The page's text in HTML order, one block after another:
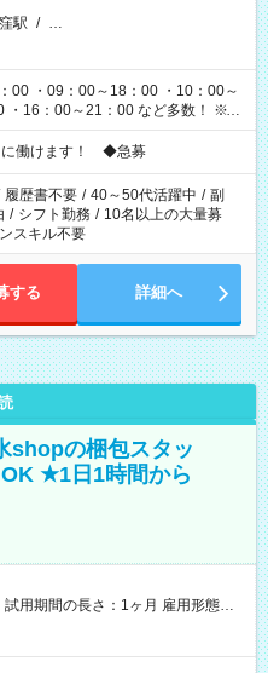
駅 / …
00 ・09：00～18：00 ・10：00～
～21：00 など多数！ ※お
ます
に働けます！ ◆急募
履歴書不要 / 40～50代活躍中 / 副
/ シフト勤務 / 10名以上の大量募
スキル不要
する 詳細へ
shopの梱包スタッ
★1日1時間から
試用期間の長さ：1ヶ月 雇用形態、